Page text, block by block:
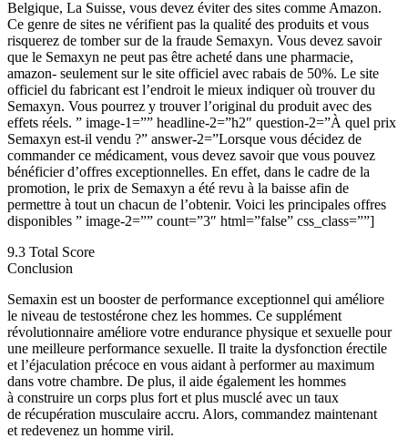
Belgique, La Suisse, vous devez éviter des sites comme Amazon.
Ce genre de sites ne vérifient pas la qualité des produits et vous
risquerez de tomber sur de la fraude Semaxyn. Vous devez savoir
que le Semaxyn ne peut pas être acheté dans une pharmacie,
amazon- seulement sur le site officiel avec rabais de 50%. Le site
officiel du fabricant est l’endroit le mieux indiquer où trouver du
Semaxyn. Vous pourrez y trouver l’original du produit avec des
effets réels. ” image-1=”” headline-2=”h2″ question-2=”À quel prix
Semaxyn est-il vendu ?” answer-2=”Lorsque vous décidez de
commander ce médicament, vous devez savoir que vous pouvez
bénéficier d’offres exceptionnelles. En effet, dans le cadre de la
promotion, le prix de Semaxyn a été revu à la baisse afin de
permettre à tout un chacun de l’obtenir. Voici les principales offres
disponibles ” image-2=”” count=”3″ html=”false” css_class=””]
9.3 Total Score
Conclusion
Semaxin est un booster de performance exceptionnel qui améliore
le niveau de testostérone chez les hommes. Ce supplément
révolutionnaire améliore votre endurance physique et sexuelle pour
une meilleure performance sexuelle. Il traite la dysfonction érectile
et l’éjaculation précoce en vous aidant à performer au maximum
dans votre chambre. De plus, il aide également les hommes
à construire un corps plus fort et plus musclé avec un taux
de récupération musculaire accru. Alors, commandez maintenant
et redevenez un homme viril.